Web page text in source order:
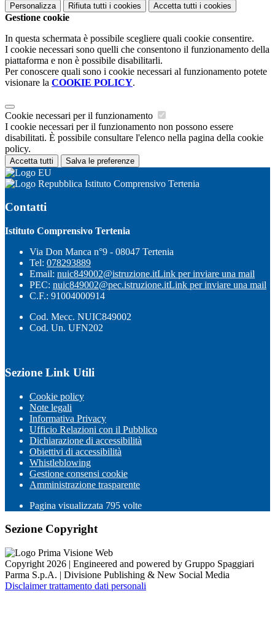
Personalizza Rifiuta tutti i cookies Accetta tutti i cookies
Gestione cookie
In questa schermata è possibile scegliere quali cookie consentire.
I cookie necessari sono quelli che consentono il funzionamento della
piattaforma e non è possibile disabilitarli.
Per conoscere quali sono i cookie necessari al funzionamento potete
visionare la COOKIE POLICY.
Cookie necessari per il funzionamento
I cookie necessari per il funzionamento non possono essere
disabilitati. È possibile consultare l'elenco nella pagina della cookie
policy.
Accetta tutti Salva le preferenze
Istituto Comprensivo Tertenia
Contatti
Istituto Comprensivo Tertenia
Via Don Manca n°9 - 08047 Tertenia
Tel: 078293889
Email: nuic849002@istruzione.itLink per inviare una mail
PEC: nuic849002@pec.istruzione.itLink per inviare una mail
C.F.: 91004000914
Cod. Mecc. NUIC849002
Cod. Un. UFN202
Sezione Link Utili
Cookie policy
Note legali
Informativa Privacy
Ufficio Relazioni con il Pubblico
Dichiarazione di accessibilità
Obiettivi di accessibilità
Whistleblowing
Gestione consensi cookie
Amministrazione trasparente
Pagina visualizzata 795 volte
Sezione Copyright
Copyright 2026 | Engineered and powered by Gruppo Spaggiari
Parma S.p.A. | Divisione Publishing & New Social Media
Disclaimer trattamento dati personali